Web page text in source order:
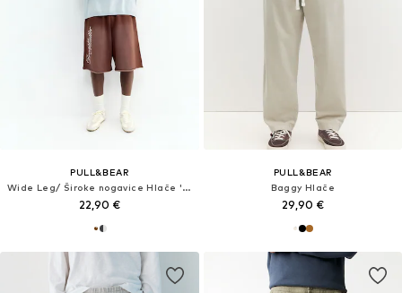
PULL&BEAR
Wide Leg/ Široke nogavice Hlače 'STWD'
22,90 €
PULL&BEAR
Baggy Hlače
29,90 €